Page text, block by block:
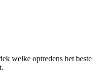
welke optredens het beste